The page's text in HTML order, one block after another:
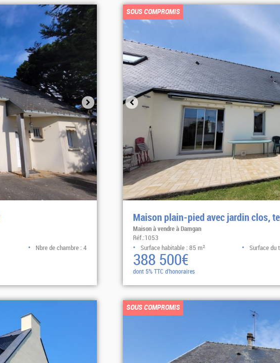
Nbre de chambre : 4
EXCLUSIVITÉ
SOUS COMPROMIS
Maison plain-pied avec jardin clos,
Maison à vendre à Damgan
Réf.:1053
Surface habitable : 85 m²
Surface du
388 500€
dont 5% TTC d'honoraires
EXCLUSIVITÉ
SOUS COMPROMIS